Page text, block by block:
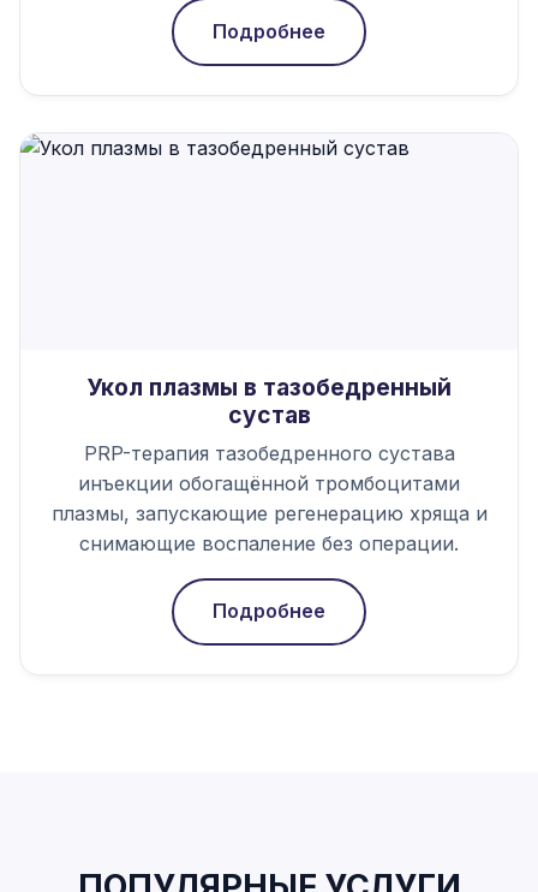
Подробнее
Укол плазмы в тазобедренный
сустав
PRP-терапия тазобедренного сустава
инъекции обогащённой тромбоцитами
плазмы, запускающие регенерацию хряща и
снимающие воспаление без операции.
Подробнее